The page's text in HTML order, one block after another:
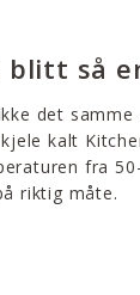
blitt så
det
kalt
fra
riktig måte.